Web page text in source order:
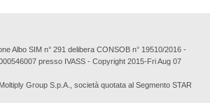
Albo SIM n° 291 delibera CONSOB n° 19510/2016 -
presso IVASS - Copyright 2015-Fri Aug 07
Group S.p.A., società quotata al Segmento STAR